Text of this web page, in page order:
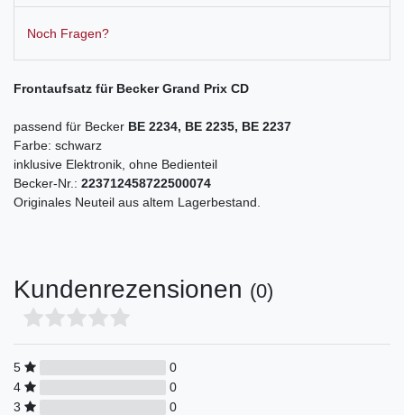
Noch Fragen?
Frontaufsatz für Becker Grand Prix CD
passend für Becker BE 2234, BE 2235, BE 2237
Farbe: schwarz
inklusive Elektronik, ohne Bedienteil
Becker-Nr.: 223712458722500074
Originales Neuteil aus altem Lagerbestand.
Kundenrezensionen (0)
5
0
4
0
3
0